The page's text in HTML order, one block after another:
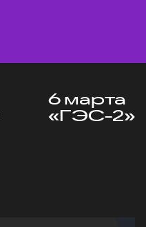
6 марта
«ГЭС-2»